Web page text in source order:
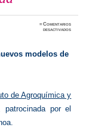
≈Comentarios
desactivadosen
modelos de
de Agroquímica y
, patrocinada por el